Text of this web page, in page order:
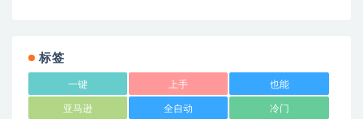
标签
一键 上手 也能
亚马逊 全自动 冷门